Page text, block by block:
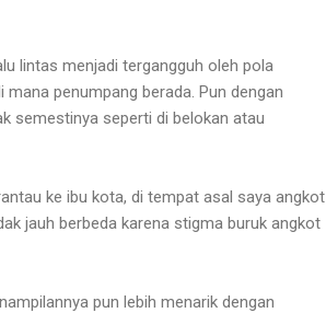
lintas menjadi tergangguh oleh pola
penumpang berada. Pun dengan
semestinya seperti di belokan atau
ke ibu kota, di tempat asal saya angkot
jauh berbeda karena stigma buruk angkot
pun lebih menarik dengan